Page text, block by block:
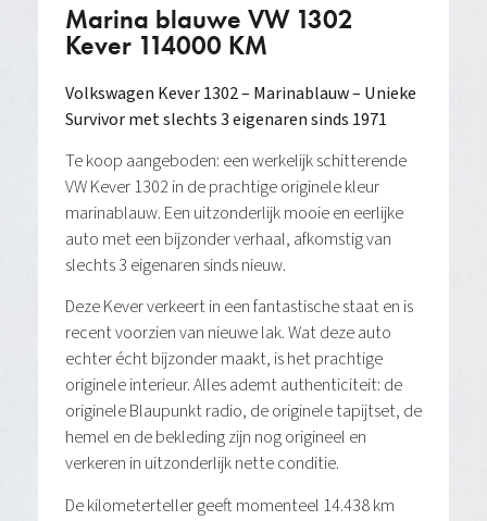
Marina blauwe VW 1302
Kever 114000 KM
Volkswagen Kever 1302 – Marinablauw – Unieke
Survivor met slechts 3 eigenaren sinds 1971
Te koop aangeboden: een werkelijk schitterende
VW Kever 1302 in de prachtige originele kleur
marinablauw. Een uitzonderlijk mooie en eerlijke
auto met een bijzonder verhaal, afkomstig van
slechts 3 eigenaren sinds nieuw.
Deze Kever verkeert in een fantastische staat en is
recent voorzien van nieuwe lak. Wat deze auto
echter écht bijzonder maakt, is het prachtige
originele interieur. Alles ademt authenticiteit: de
originele Blaupunkt radio, de originele tapijtset, de
hemel en de bekleding zijn nog origineel en
verkeren in uitzonderlijk nette conditie.
De kilometerteller geeft momenteel 14.438 km